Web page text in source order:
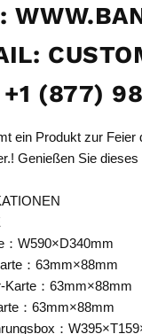
(877)
ein Produkt zur
Genießen Sie
：W590×D340mm
：63mm×88mm
Karte：63mm×88mm
：63mm×88mm
：